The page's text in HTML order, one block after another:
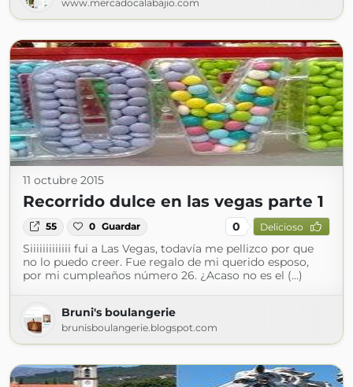
www.mercadocalabajio.com
11 octubre 2015
Recorrido dulce en las vegas parte 1
55 0 Guardar 0 Delicioso
Siiiiiiiiiiiii fui a Las Vegas, todavía me pellizco por que
no lo puedo creer. Fue regalo de mi querido esposo,
por mi cumpleaños número 26. ¿Acaso no es el (...)
Bruni's boulangerie
brunisboulangerie.blogspot.com